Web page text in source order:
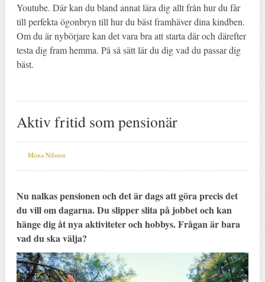
Youtube. Där kan du bland annat lära dig allt från hur du får
till perfekta ögonbryn till hur du bäst framhäver dina kindben.
Om du är nybörjare kan det vara bra att starta där och därefter
testa dig fram hemma. På så sätt lär du dig vad du passar dig
bäst.
Aktiv fritid som pensionär
Mona Nilsson
Nu nalkas pensionen och det är dags att göra precis det
du vill om dagarna. Du slipper slita på jobbet och kan
hänge dig åt nya aktiviteter och hobbys. Frågan är bara
vad du ska välja?